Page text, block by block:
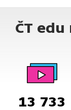
ČT
13 733